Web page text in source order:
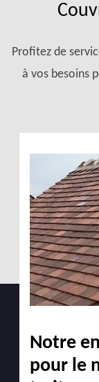
Profitez de
à vos besoins
Notre
pour le